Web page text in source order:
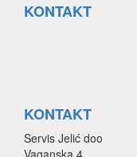
KONTAKT
KONTAKT
Servis Jelić doo